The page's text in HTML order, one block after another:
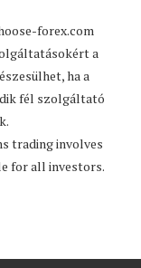
forex.com
a
ha a
fél szolgáltató
trading involves
for all investors.